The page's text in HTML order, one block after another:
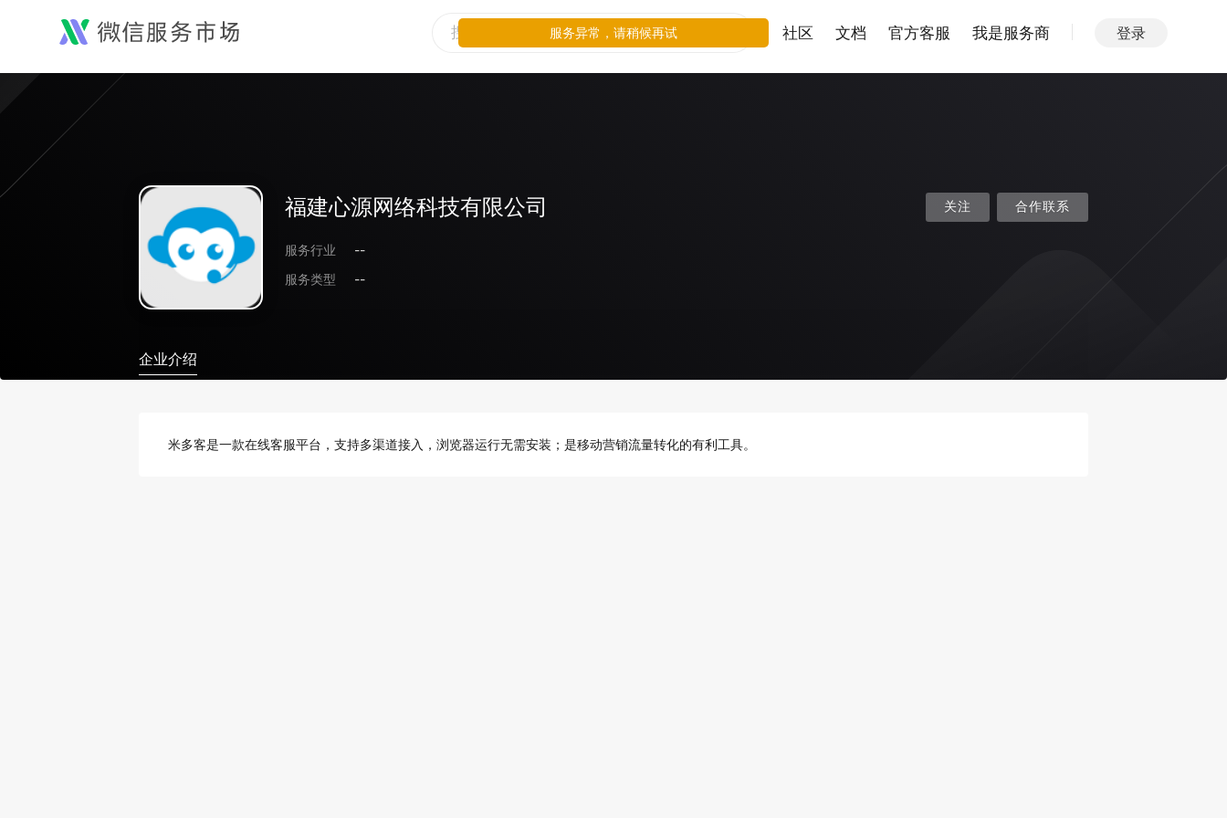
社区 文档 官方客服 我是服务商 登录
福建心源网络科技有限公司
服务行业
--
服务类型
--
关注 合作联系
企业介绍
米多客是一款在线客服平台，支持多渠道接入，浏览器运行无需安装；是移动营销流量转化的有利工具。
服务异常，请稍候再试